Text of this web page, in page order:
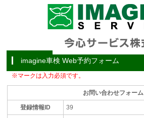
imagine車検 Web予約フォーム
※マークは入力必須です。
お問い合わせフォーム
登録情報ID 39